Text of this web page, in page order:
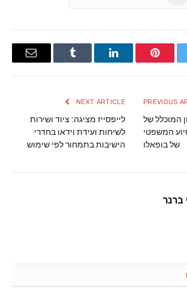
Pinterest
LinkedIn
Tumblr
Email
המוכלל של
המשפטי
של בופאלו
NEXT ARTICLE
לייפסייז מציגה: ציוד ושירות
לשיחות ועידת וידאו בחדרי
הישיבות בתמחור לפי שימוש
ברנר